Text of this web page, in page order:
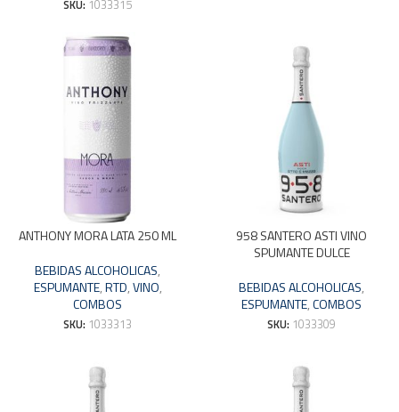
SKU: 1033315
ANTHONY MORA LATA 250 ML
BEBIDAS ALCOHOLICAS,
ESPUMANTE,RTD,VINO,
COMBOS
SKU: 1033313
958 SANTERO ASTI VINO
SPUMANTE DULCE
BEBIDAS ALCOHOLICAS,
ESPUMANTE,COMBOS
SKU: 1033309